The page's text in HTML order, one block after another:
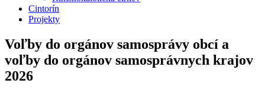
Cintorín
Projekty
Voľby do orgánov samosprávy obcí a
voľby do orgánov samosprávnych krajov
2026